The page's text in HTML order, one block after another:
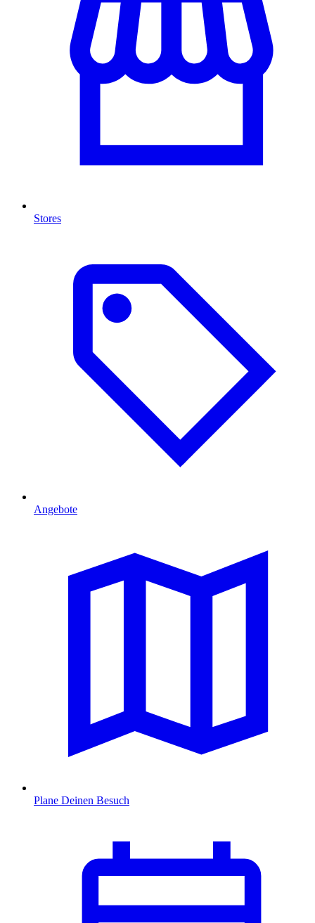
Stores
Angebote
Plane Deinen Besuch